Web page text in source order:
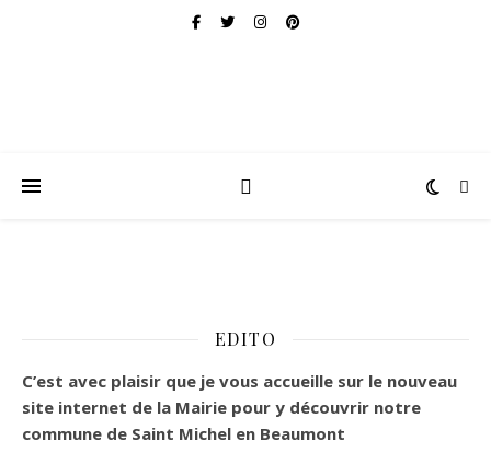
EDITO
C’est avec plaisir que je vous accueille sur le nouveau
site internet de la Mairie pour y découvrir notre
commune de Saint Michel en Beaumont